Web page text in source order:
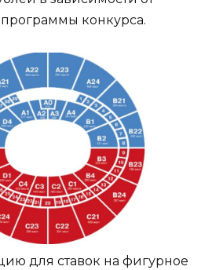
конкурса.
для ставок на фигурное